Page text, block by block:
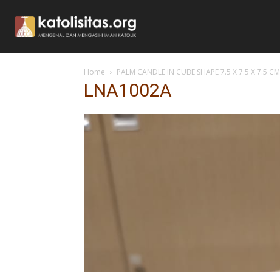
Home PALM CANDLE IN CUBE SHAPE 7.5 X 7.5 X 7.5 CM
LNA1002A